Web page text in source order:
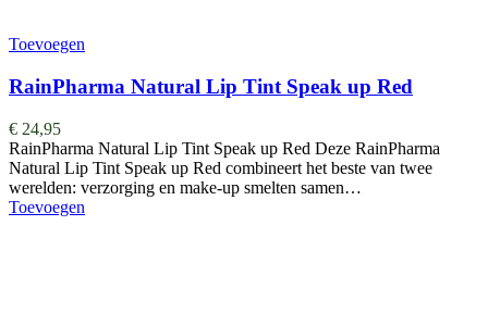
Toevoegen
RainPharma Natural Lip Tint Speak up Red
€ 24,95
RainPharma Natural Lip Tint Speak up Red Deze RainPharma
Natural Lip Tint Speak up Red combineert het beste van twee
werelden: verzorging en make-up smelten samen…
Toevoegen